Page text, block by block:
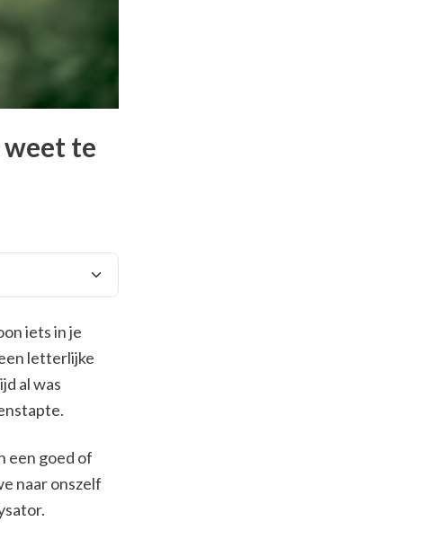
te
iets in je
letterlijke
al was
een goed of
naar onszelf